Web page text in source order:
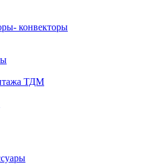
конвекторы
ТДМ